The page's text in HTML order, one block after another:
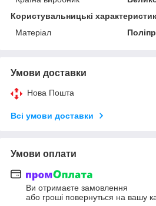
Користувальницькі
Матеріал
Умови доставки
Нова Пошта
Всі умови доставки
Умови оплати
Ви отримаєте замовлення
або гроші повернуться на вашу